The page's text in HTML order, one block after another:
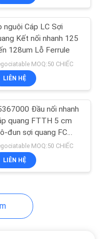
sợi
nguội Cáp LC Sợi
Kết nối nhanh 125
128um Lỗ Ferrule
MOQ:50 CHIẾC
LIÊN HỆ
Đầu nối nhanh
quang FTTH 5 cm
đun sợi quang FC
nối nhanhMOQ:50 CHIẾC
LIÊN HỆ